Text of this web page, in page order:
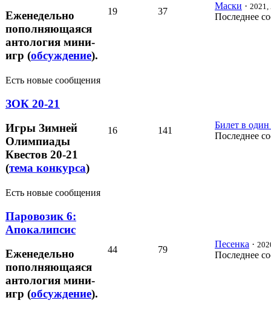
Еженедельно
пополняющаяся
антология мини-
игр (обсуждение).
19 37
Маски · 2021,
Последнее
Есть новые сообщения
ЗОК 20-21
Игры Зимней
Олимпиады
Квестов 20-21
(тема конкурса)
16 141
Билет в один
Последнее
Есть новые сообщения
Паровозик 6:
Апокалипсис
Еженедельно
пополняющаяся
антология мини-
игр (обсуждение).
44 79
Песенка ·
Последнее